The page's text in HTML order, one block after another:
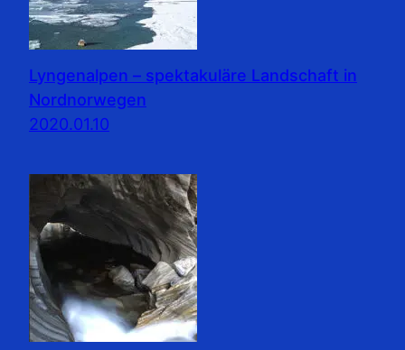
Lyngenalpen – spektakuläre Landschaft in
Nordnorwegen
2020.01.10